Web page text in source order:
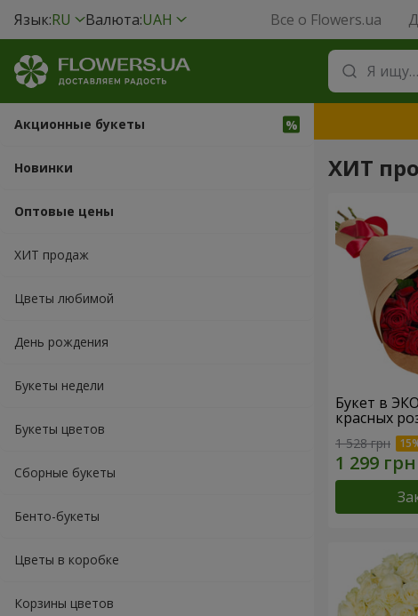
Язык:RU Валюта:UAH Все о Flowers.ua
Акционные букеты
Новинки
Оптовые цены
ХИТ продаж
Цветы любимой
День рождения
Букеты недели
Букеты цветов
Сборные букеты
Бенто-букеты
Цветы в коробке
Корзины цветов
ХИТ
Букет в
красных
1 528 грн